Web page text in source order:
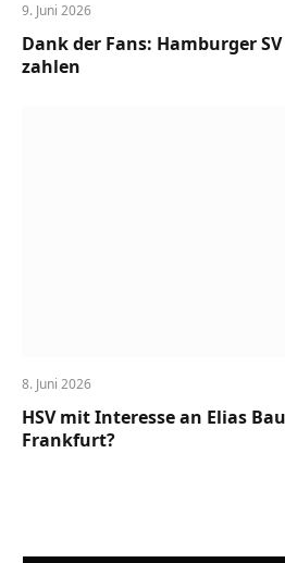
9. Juni 2026
Dank der Fans: Hamburger
zahlen
8. Juni 2026
HSV mit Interesse an Elias
Frankfurt?